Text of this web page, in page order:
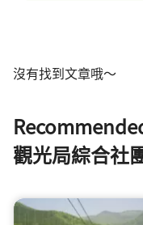
沒有找到文章哦～
觀光局綜合社